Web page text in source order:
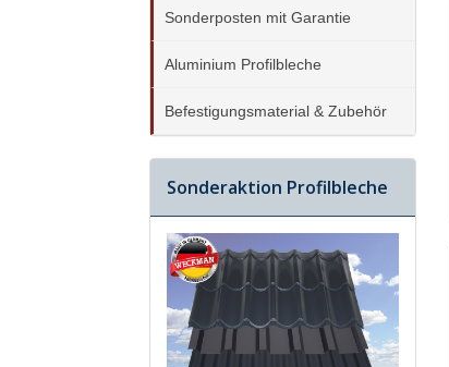
Sonderposten mit Garantie
Aluminium Profilbleche
Befestigungsmaterial & Zubehör
Sonderaktion Profilbleche